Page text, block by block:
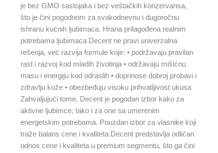
je bez GMO sastojaka i bez veštačkih konzervansa,
što je čini pogodnom za svakodnevnu i dugoročnu
ishranu kućnih ljubimaca. Hrana prilagođena realnim
potrebama ljubimaca Decent ne pravi univerzalna
rešenja, već razvija formule koje: • podržavaju pravilan
rast i razvoj kod mladih životinja • održavaju mišićnu
masu i energiju kod odraslih • doprinose dobroj probavi i
zdravlju kože • obezbeđuju visoku prihvatljivost ukusa
Zahvaljujući tome, Decent je pogodan izbor kako za
aktivne ljubimce, tako i za one sa umerenim
energetskim potrebama. Pouzdan izbor za vlasnike koji
traže balans cene i kvaliteta Decent predstavlja odličan
odnos cene i kvaliteta u premium segmentu, što ga čini